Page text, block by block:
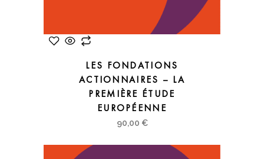
LES FONDATIONS
ACTIONNAIRES – LA
PREMIÈRE ÉTUDE
EUROPÉENNE
90,00 €